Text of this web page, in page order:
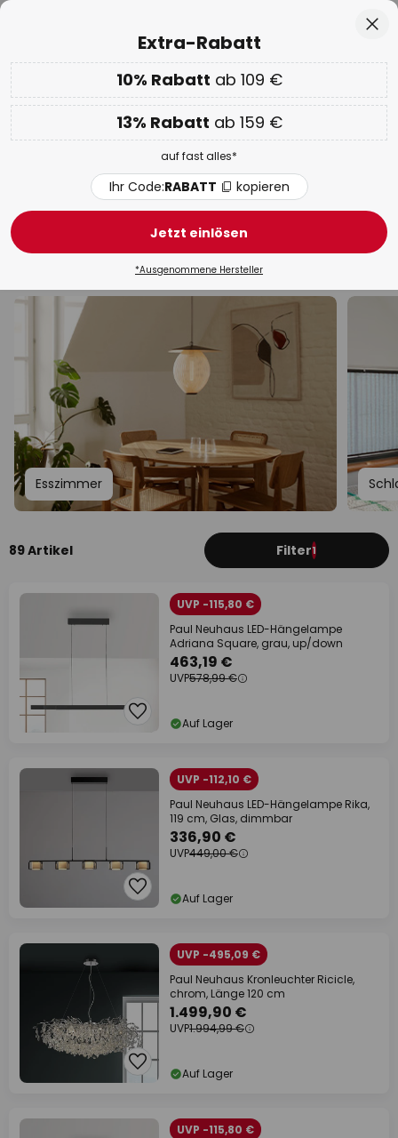
Nur
02D 07H 54M 45S
EXTRA 10% ab 109 € & 13% ab 159 €auf fast alles
Code:RABATT kopieren
WOW Week:Bis zu -70%
Paul Neuhaus Pendelleuchten &
Hängelampen
LED Schwarz Design Modern Rattan /
Esszimmer
89 Artikel Filter1
UVP -115,80 €
Paul Neuhaus LED-Hängelampe
Adriana Square, grau, up/down
463,19 €
UVP578,99 €
Auf Lager
UVP -112,10 €
Paul Neuhaus LED-Hängelampe Rika,
119 cm, Glas, dimmbar
336,90 €
UVP449,00 €
Auf Lager
UVP -495,09 €
Paul Neuhaus Kronleuchter Ricicle,
chrom, Länge 120 cm
1.499,90 €
UVP1.994,99 €
Auf Lager
UVP -115,80 €
Extra-Rabatt
10% Rabatt ab 109 €
13% Rabatt ab 159 €
auf fast alles*
Ihr Code:RABATT kopieren
Jetzt einlösen
*Ausgenommene Hersteller